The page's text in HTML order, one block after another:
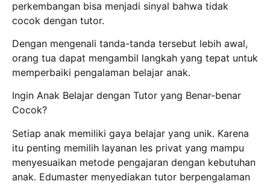
perkembangan bisa menjadi sinyal bahwa tidak
cocok dengan tutor.
Dengan mengenali tanda-tanda tersebut lebih awal,
orang tua dapat mengambil langkah yang tepat untuk
memperbaiki pengalaman belajar anak.
Ingin Anak Belajar dengan Tutor yang Benar-benar
Cocok?
Setiap anak memiliki gaya belajar yang unik. Karena
itu penting memilih layanan les privat yang mampu
menyesuaikan metode pengajaran dengan kebutuhan
anak. Edumaster menyediakan tutor berpengalaman